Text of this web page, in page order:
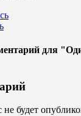
для
будет